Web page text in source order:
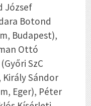
József
Botond
Budapest),
Ottó
SzC
Király Sándor
Eger), Péter